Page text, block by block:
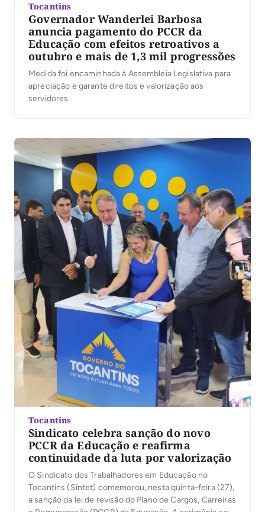
Tocantins
Governador Wanderlei Barbosa
anuncia pagamento do PCCR da
Educação com efeitos retroativos a
outubro e mais de 1,3 mil progressões
Medida foi encaminhada à Assembleia Legislativa para
apreciação e garante direitos e valorização aos
servidores.
Tocantins
Sindicato celebra sanção do novo
PCCR da Educação e reafirma
continuidade da luta por valorização
O Sindicato dos Trabalhadores em Educação no
Tocantins (Sintet) comemorou, nesta quinta-feira (27),
a sanção da lei de revisão do Plano de Cargos, Carreiras